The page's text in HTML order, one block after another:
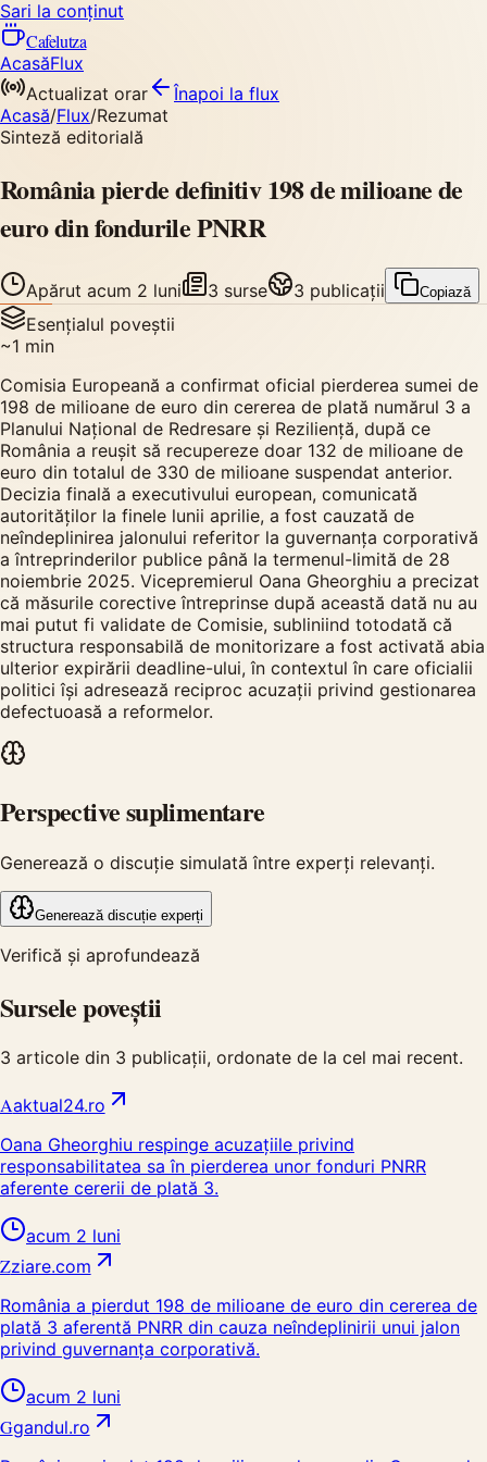
Sari la conținut
Cafelutza
AcasăFlux
Actualizat orar
Înapoi la flux
Acasă/Flux/Rezumat
Sinteză editorială
România pierde definitiv 198 de milioane de
euro din fondurile PNRR
Apărut acum 2 luni 3 surse 3 publicații Copiază
Esențialul poveștii
~1 min
Comisia Europeană a confirmat oficial pierderea sumei de
198 de milioane de euro din cererea de plată numărul 3 a
Planului Național de Redresare și Reziliență, după ce
România a reușit să recupereze doar 132 de milioane de
euro din totalul de 330 de milioane suspendat anterior.
Decizia finală a executivului european, comunicată
autorităților la finele lunii aprilie, a fost cauzată de
neîndeplinirea jalonului referitor la guvernanța corporativă
a întreprinderilor publice până la termenul-limită de 28
noiembrie 2025. Vicepremierul Oana Gheorghiu a precizat
că măsurile corective întreprinse după această dată nu au
mai putut fi validate de Comisie, subliniind totodată că
structura responsabilă de monitorizare a fost activată abia
ulterior expirării deadline-ului, în contextul în care oficialii
politici își adresează reciproc acuzații privind gestionarea
defectuoasă a reformelor.
Perspective suplimentare
Generează o discuție simulată între experți relevanți.
Generează discuție experți
Verifică și aprofundează
Sursele poveștii
3 articole din 3 publicații, ordonate de la cel mai recent.
Aaktual24.ro
Oana Gheorghiu respinge acuzațiile privind
responsabilitatea sa în pierderea unor fonduri PNRR
aferente cererii de plată 3.
acum 2 luni
Zziare.com
România a pierdut 198 de milioane de euro din cererea de
plată 3 aferentă PNRR din cauza neîndeplinirii unui jalon
privind guvernanța corporativă.
acum 2 luni
Ggandul.ro